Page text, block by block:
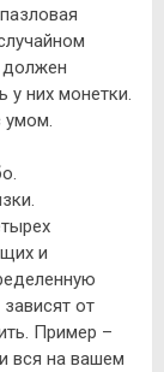
должен
у них монетки.
умом.
и
от
Пример –
вся на вашем